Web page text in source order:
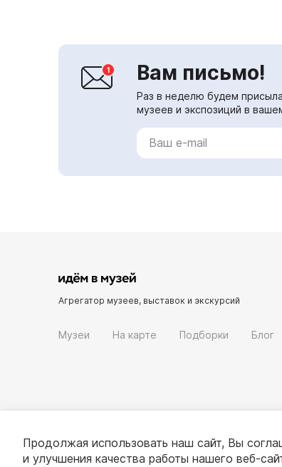
Вам письмо!
Раз в неделю будем
музеев и экспозиций в
Агрегатор музеев, выставок и экскурсий
Музеи На карте Подборки Блог
Продолжая использовать наш сайт, Вы
и улучшения качества работы нашего веб-